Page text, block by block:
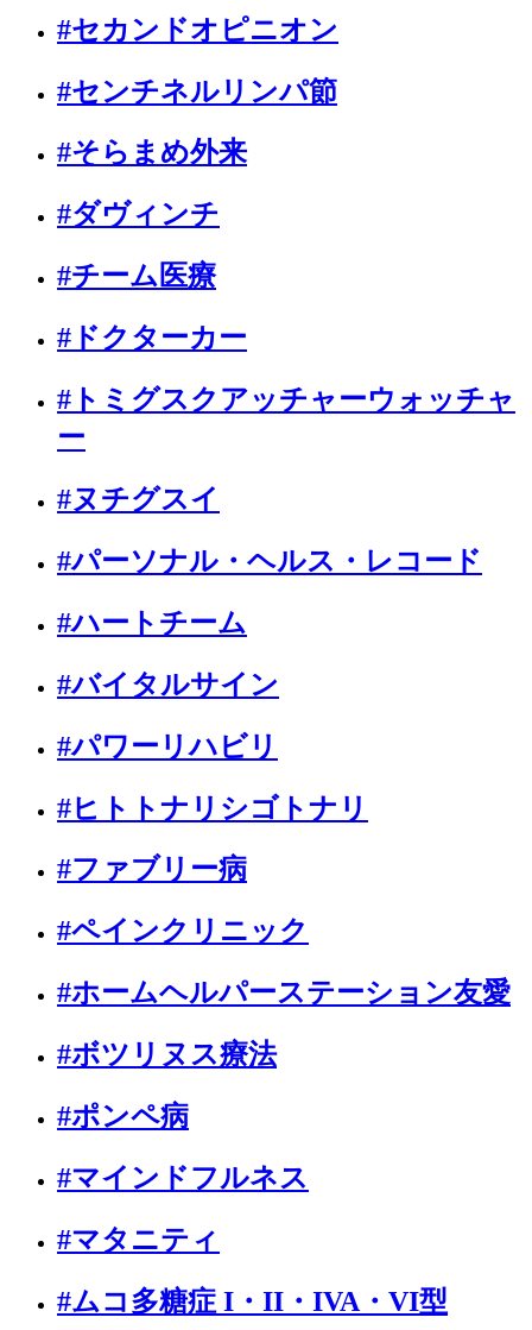
#セカンドオピニオン
#センチネルリンパ節
#そらまめ外来
#ダヴィンチ
#チーム医療
#ドクターカー
#トミグスクアッチャーウォッチャ
ー
#ヌチグスイ
#パーソナル・ヘルス・レコード
#ハートチーム
#バイタルサイン
#パワーリハビリ
#ヒトトナリシゴトナリ
#ファブリー病
#ペインクリニック
#ホームヘルパーステーション友愛
#ボツリヌス療法
#ポンペ病
#マインドフルネス
#マタニティ
#ムコ多糖症 I・II・IVA・VI型